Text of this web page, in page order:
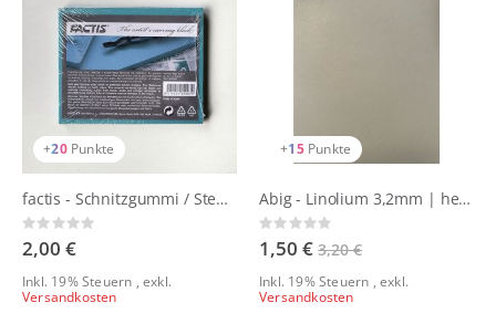
+20 Punkte
factis - Schnitzgummi / Stempelgummi| blau
Rating:
0%
2,00 €
Inkl. 19% Steuern ,exkl.
Versandkosten
+15 Punkte
Abig - Linolium 3,2mm | hellgrau
Rating:
0%
1,50 € 3,20 €
Inkl. 19% Steuern ,exkl.
Versandkosten